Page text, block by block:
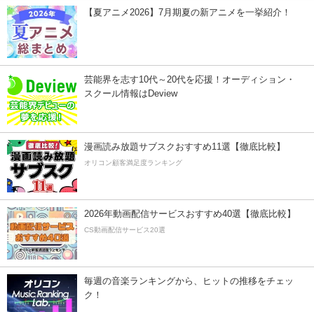
【夏アニメ2026】7月期夏の新アニメを一挙紹介！
芸能界を志す10代～20代を応援！オーディション・
スクール情報はDeview
漫画読み放題サブスクおすすめ11選【徹底比較】
オリコン顧客満足度ランキング
2026年動画配信サービスおすすめ40選【徹底比較】
CS動画配信サービス20選
毎週の音楽ランキングから、ヒットの推移をチェッ
ク！